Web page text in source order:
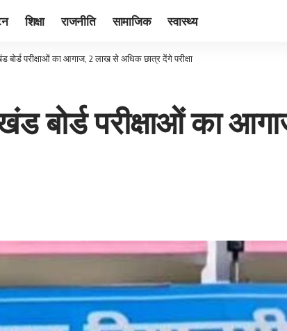
शिक्षा राजनीति सामाजिक स्वास्थ्य
बोर्ड परीक्षाओं का आगाज, 2 लाख से अधिक छात्र देंगे परीक्षा
बोर्ड परीक्षाओं का